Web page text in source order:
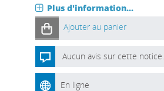
Plus d'information...
Ajouter au panier
Aucun avis sur cette notice.
En ligne